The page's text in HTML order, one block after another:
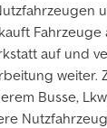
Fahrzeuge
auf und
weiter.
Busse,